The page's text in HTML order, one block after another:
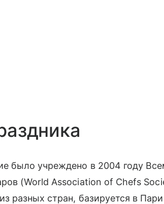
было учреждено в 2004 году
(World Association of Chefs
разных стран, базируется в